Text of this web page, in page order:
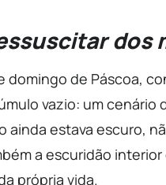
dos
domingo de Páscoa,
vazio: um cenário
ainda estava escuro,
a escuridão
própria vida.